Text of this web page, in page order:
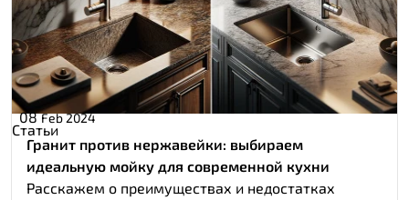
08 Feb 2024
Статьи
Гранит против нержавейки: выбираем
идеальную мойку для современной кухни
Расскажем о преимуществах и недостатках